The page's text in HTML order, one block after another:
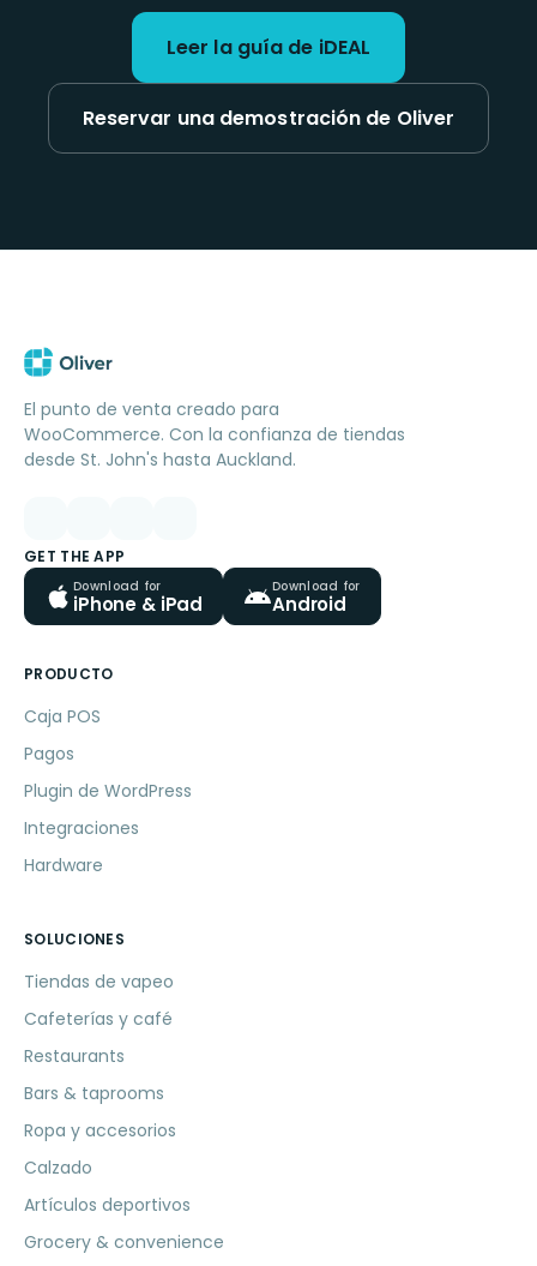
Leer la guía de iDEAL
Reservar una demostración de Oliver
El punto de venta creado para
WooCommerce. Con la confianza de tiendas
desde St. John's hasta Auckland.
GET THE APP
Download for
iPhone & iPad
Download for
Android
PRODUCTO
Caja POS
Pagos
Plugin de WordPress
Integraciones
Hardware
SOLUCIONES
Tiendas de vapeo
Cafeterías y café
Restaurants
Bars & taprooms
Ropa y accesorios
Calzado
Artículos deportivos
Grocery & convenience